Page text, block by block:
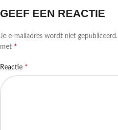
GEEF EEN REACTIE
Je e-mailadres wordt niet gepubliceerd.
met *
Reactie *